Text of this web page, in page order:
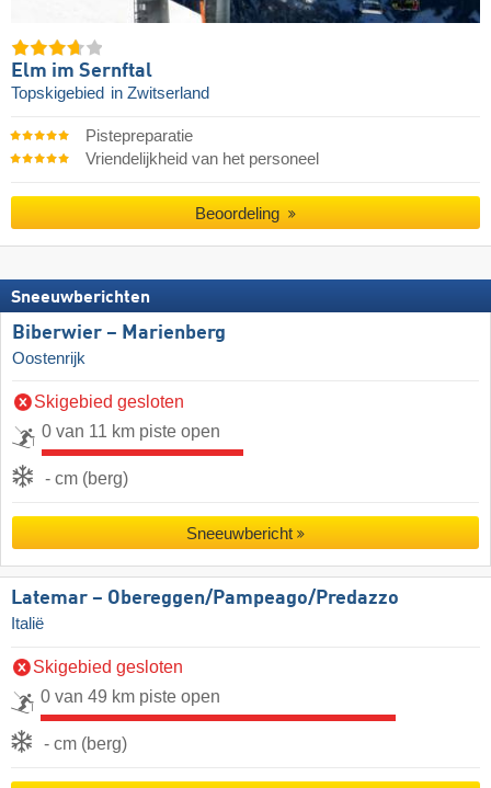
Elm im Sernftal
Topskigebied in Zwitserland
Pistepreparatie
Vriendelijkheid van het personeel
Beoordeling
Sneeuwberichten
Biberwier – Marienberg
Oostenrijk
Skigebied gesloten
0 van 11 km piste open
- cm (berg)
Sneeuwbericht
Latemar – Obereggen/​Pampeago/​Predazzo
Italië
Skigebied gesloten
0 van 49 km piste open
- cm (berg)